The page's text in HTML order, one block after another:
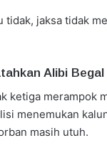
tidak, jaksa tidak
Alibi Begal
ketiga merampok
menemukan
masih utuh.